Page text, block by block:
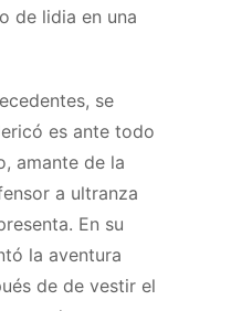
de lidia en una
se
es ante todo
amante de la
a ultranza
En su
la aventura
de de vestir el